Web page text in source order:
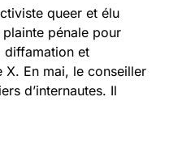
queer et élu
pénale pour
diffamation et
En mai, le conseiller
d’internautes. Il